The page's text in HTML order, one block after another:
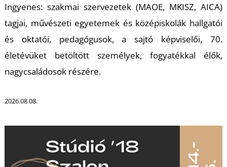
Ingyenes: szakmai szervezetek (MAOE, MKISZ, AICA)
tagjai, művészeti egyetemek és középiskolák hallgatói
és oktatói, pedagógusok, a sajtó képviselői, 70.
életévüket betöltött személyek, fogyatékkal élők,
nagycsaládosok részére.
2026.08.08.